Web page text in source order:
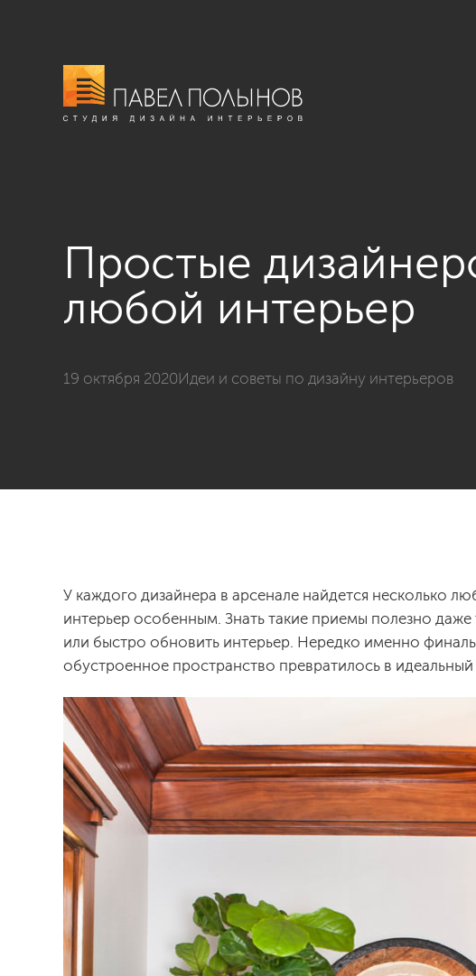
Простые
любой интерьер
19 октября 2020Идеи и советы по дизайну интерьеров
У каждого дизайнера в арсенале найдется несколько
интерьер особенным. Знать такие приемы полезно
или быстро обновить интерьер. Нередко именно
обустроенное пространство превратилось в